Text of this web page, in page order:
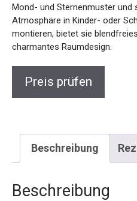
Mond- und Sternenmuster
Atmosphäre in Kinder- oder
montieren, bietet sie
charmantes Raumdesign.
Preis prüfen
Beschreibung
Beschreibung